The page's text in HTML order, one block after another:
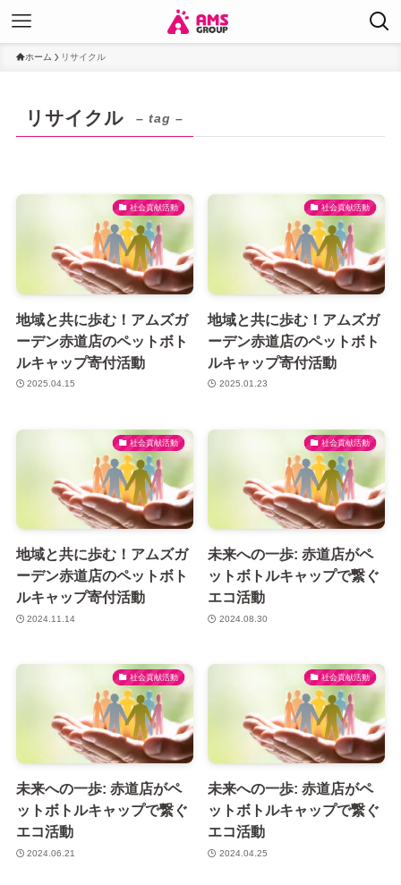
ホーム リサイクル
リサイクル – tag –
社会貢献活動
地域と共に歩む！アムズガ
ーデン赤道店のペットボト
ルキャップ寄付活動
2025.04.15
社会貢献活動
地域と共に歩む！アムズガ
ーデン赤道店のペットボト
ルキャップ寄付活動
2025.01.23
社会貢献活動
地域と共に歩む！アムズガ
ーデン赤道店のペットボト
ルキャップ寄付活動
2024.11.14
社会貢献活動
未来への一歩: 赤道店がペ
ットボトルキャップで繋ぐ
エコ活動
2024.08.30
社会貢献活動
未来への一歩: 赤道店がペ
ットボトルキャップで繋ぐ
エコ活動
2024.06.21
社会貢献活動
未来への一歩: 赤道店がペ
ットボトルキャップで繋ぐ
エコ活動
2024.04.25